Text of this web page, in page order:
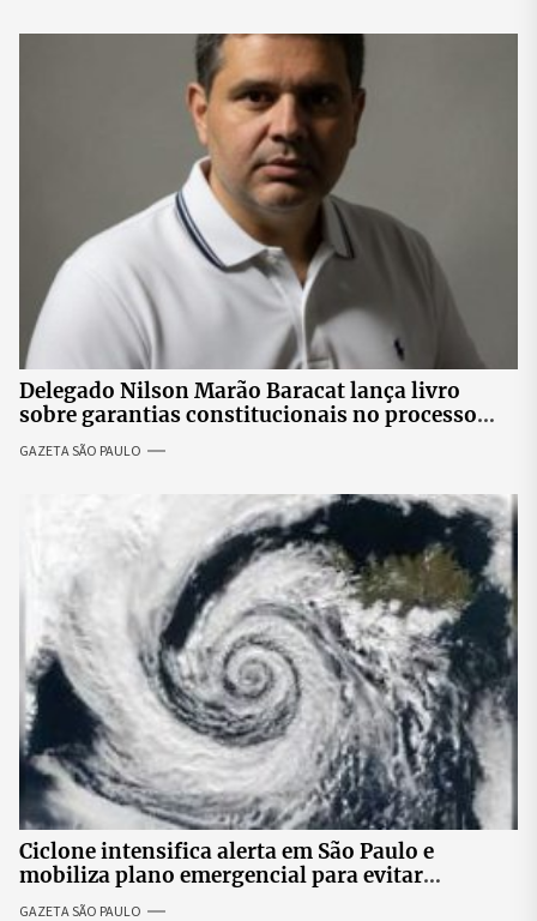
Delegado Nilson Marão Baracat lança livro
sobre garantias constitucionais no processo
penal brasileiro
GAZETA SÃO PAULO
Ciclone intensifica alerta em São Paulo e
mobiliza plano emergencial para evitar
impactos no fornecimento de energia
GAZETA SÃO PAULO